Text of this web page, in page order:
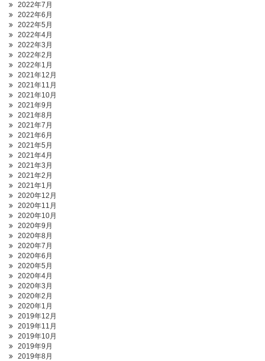
2022年7月
2022年6月
2022年5月
2022年4月
2022年3月
2022年2月
2022年1月
2021年12月
2021年11月
2021年10月
2021年9月
2021年8月
2021年7月
2021年6月
2021年5月
2021年4月
2021年3月
2021年2月
2021年1月
2020年12月
2020年11月
2020年10月
2020年9月
2020年8月
2020年7月
2020年6月
2020年5月
2020年4月
2020年3月
2020年2月
2020年1月
2019年12月
2019年11月
2019年10月
2019年9月
2019年8月